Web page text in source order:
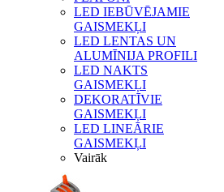
LED IEBŪVĒJAMIE
GAISMEKĻI
LED LENTAS UN
ALUMĪNIJA PROFILI
LED NAKTS
GAISMEKĻI
DEKORATĪVIE
GAISMEKĻI
LED LINEĀRIE
GAISMEKĻI
Vairāk